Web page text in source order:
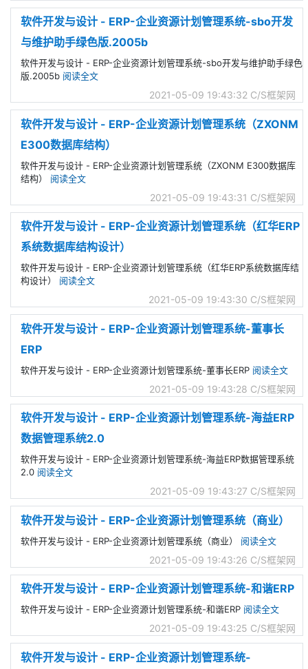
软件开发与设计 - ERP-企业资源计划管理系统-sbo开发
与维护助手绿色版.2005b
软件开发与设计 - ERP-企业资源计划管理系统-sbo开发与维护助手绿色
版.2005b 阅读全文
2021-05-09 19:43:32 C/S框架网
软件开发与设计 - ERP-企业资源计划管理系统（ZXONM
E300数据库结构）
软件开发与设计 - ERP-企业资源计划管理系统（ZXONM E300数据库
结构） 阅读全文
2021-05-09 19:43:31 C/S框架网
软件开发与设计 - ERP-企业资源计划管理系统（红华ERP
系统数据库结构设计）
软件开发与设计 - ERP-企业资源计划管理系统（红华ERP系统数据库结
构设计） 阅读全文
2021-05-09 19:43:30 C/S框架网
软件开发与设计 - ERP-企业资源计划管理系统-董事长
ERP
软件开发与设计 - ERP-企业资源计划管理系统-董事长ERP 阅读全文
2021-05-09 19:43:28 C/S框架网
软件开发与设计 - ERP-企业资源计划管理系统-海益ERP
数据管理系统2.0
软件开发与设计 - ERP-企业资源计划管理系统-海益ERP数据管理系统
2.0 阅读全文
2021-05-09 19:43:27 C/S框架网
软件开发与设计 - ERP-企业资源计划管理系统（商业）
软件开发与设计 - ERP-企业资源计划管理系统（商业） 阅读全文
2021-05-09 19:43:26 C/S框架网
软件开发与设计 - ERP-企业资源计划管理系统-和谐ERP
软件开发与设计 - ERP-企业资源计划管理系统-和谐ERP 阅读全文
2021-05-09 19:43:25 C/S框架网
软件开发与设计 - ERP-企业资源计划管理系统-